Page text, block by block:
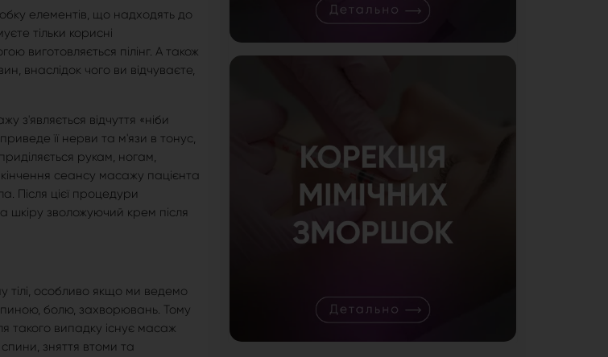
елементів, що надходять до
тільки корисні
виготовляється пілінг. А також
внаслідок чого ви відчуваєте,
з'являється відчуття «ніби
її нерви та м'язи в тонус,
рукам, ногам,
сеансу масажу пацієнта
Після цієї процедури
зволожуючий крем після
особливо якщо ми ведемо
болю, захворювань. Тому
такого випадку існує масаж
зняття втоми та